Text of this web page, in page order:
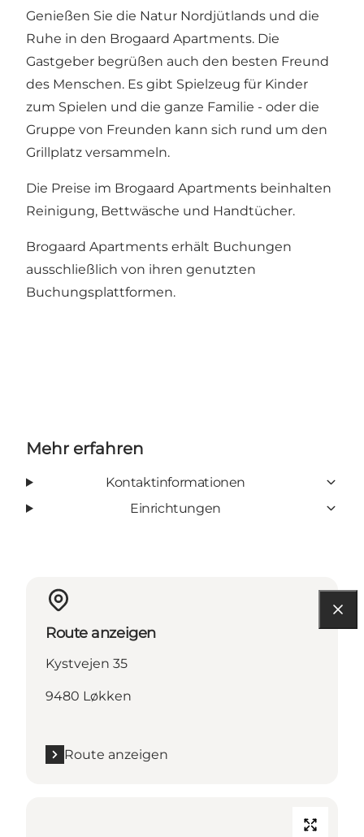
Genießen Sie die Natur Nordjütlands und die
Ruhe in den Brogaard Apartments. Die
Gastgeber begrüßen auch den besten Freund
des Menschen. Es gibt Spielzeug für Kinder
zum Spielen und die ganze Familie - oder die
Gruppe von Freunden kann sich rund um den
Grillplatz versammeln.
Die Preise im Brogaard Apartments beinhalten
Reinigung, Bettwäsche und Handtücher.
Brogaard Apartments erhält Buchungen
ausschließlich von ihren genutzten
Buchungsplattformen.
Mehr erfahren
Kontaktinformationen
Einrichtungen
Route anzeigen
Kystvejen 35
9480 Løkken
Route anzeigen